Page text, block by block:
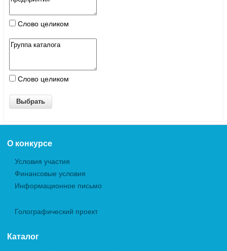
Слово целиком
Слово целиком
О конкурсе
Условия участия
Финансовые условия
Информационное письмо
Голографический проект
Каталог